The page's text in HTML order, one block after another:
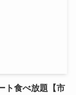
ト食べ放題【市